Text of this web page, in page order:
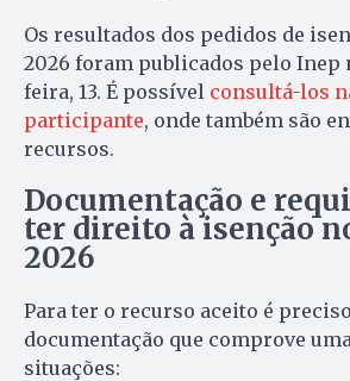
Os resultados dos pedidos de
2026 foram publicados pelo Inep
feira, 13. É possível consultá-los
participante, onde também são
recursos.
Documentação e
ter direito à isenção
2026
Para ter o recurso aceito é
documentação que comprove
situações: